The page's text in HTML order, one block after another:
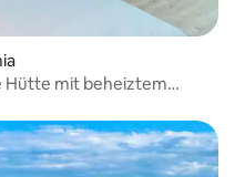
Hütte mit beheiztem